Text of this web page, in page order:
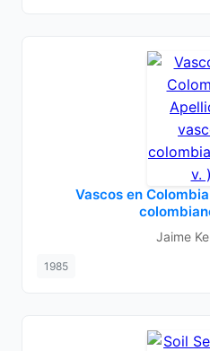
Vascos en
Jaime
1985